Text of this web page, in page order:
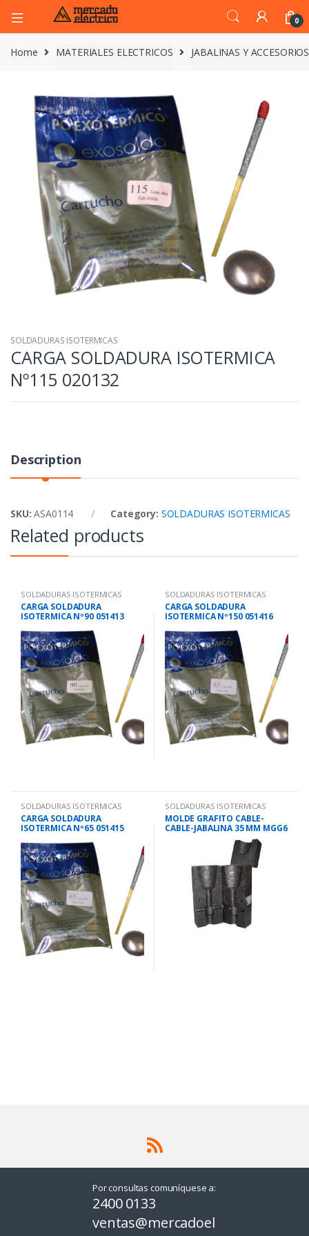
0
Home MATERIALES ELECTRICOS JABALINAS Y ACCESORIOS
SOLDADURAS ISOTERMICAS
CARGA SOLDADURA ISOTERMICA
Nº115 020132
Description
SKU:ASA0114 Category: SOLDADURAS ISOTERMICAS
Related products
SOLDADURAS ISOTERMICAS
CARGA SOLDADURA
ISOTERMICA Nº90 051413
SOLDADURAS ISOTERMICAS
CARGA SOLDADURA
ISOTERMICA Nº150 051416
SOLDADURAS ISOTERMICAS
CARGA SOLDADURA
ISOTERMICA Nº65 051415
SOLDADURAS ISOTERMICAS
MOLDE GRAFITO CABLE-
CABLE-JABALINA 35 MM MGG6
Por consultas comuníquese a:
2400 0133
ventas@mercadoel